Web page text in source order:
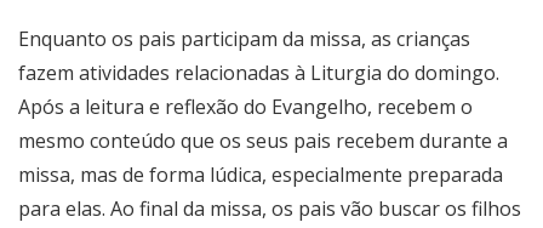
Enquanto os pais participam da missa, as crianças
fazem atividades relacionadas à Liturgia do domingo.
Após a leitura e reflexão do Evangelho, recebem o
mesmo conteúdo que os seus pais recebem durante a
missa, mas de forma lúdica, especialmente preparada
para elas. Ao final da missa, os pais vão buscar os filhos